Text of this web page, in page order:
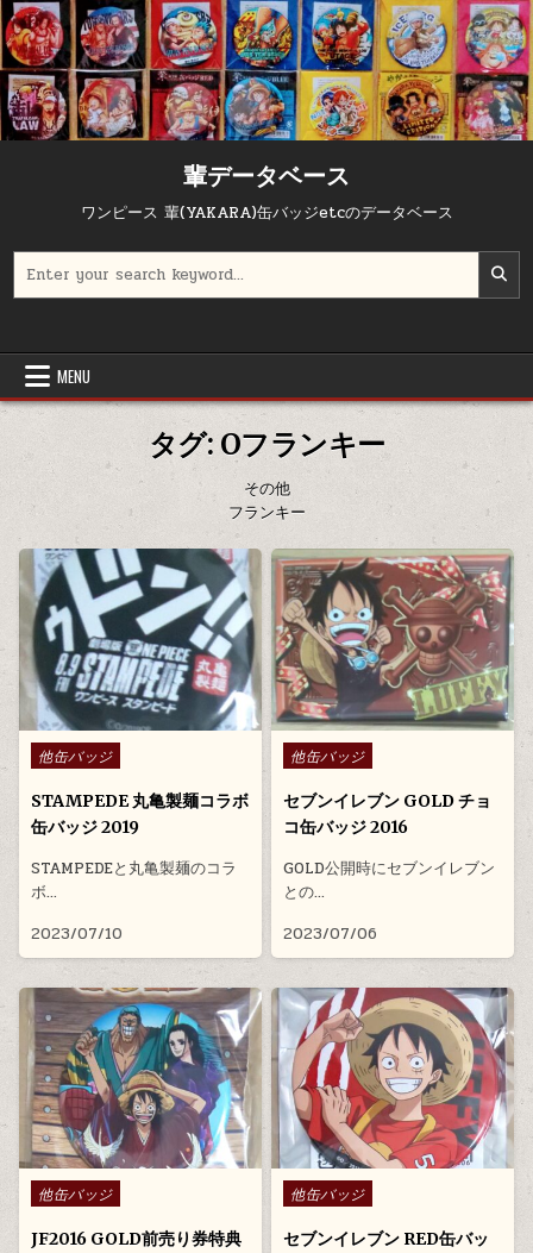
Skip to content
輩データベース
ワンピース 輩(YAKARA)缶バッジetcのデータベース
MENU
タグ: Oフランキー
その他
フランキー
Posted in
他缶バッジ
STAMPEDE 丸亀製麺コラボ
缶バッジ 2019
STAMPEDEと丸亀製麺のコラ
ボ…
2023/07/10
Posted in
他缶バッジ
セブンイレブン GOLD チョ
コ缶バッジ 2016
GOLD公開時にセブンイレブン
との…
2023/07/06
Posted in
他缶バッジ
JF2016 GOLD前売り券特典
Posted in
他缶バッジ
セブンイレブン RED缶バッ